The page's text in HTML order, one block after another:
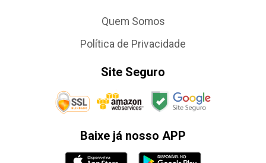
Quem Somos
Política de Privacidade
Site Seguro
Baixe já nosso APP